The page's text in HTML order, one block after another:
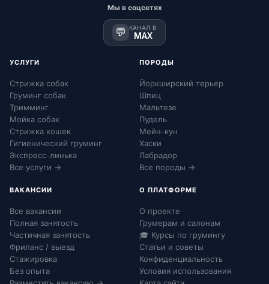
Мы в соцсетях
💬 КАНАЛ В
MAX
УСЛУГИ
Стрижка собак
Груминг собак
Тримминг
Мойка собак
Стрижка кошек
Гигиенический груминг
Экспресс-линька
Все услуги →
ПОРОДЫ
Йоркширский терьер
Шпиц
Мальтезе
Пудель
Мейн-кун
Хаски
Лабрадор
Все породы →
ВАКАНСИИ
Все вакансии
Полная занятость
Частичная занятость
Фриланс / выезд
Стажировка
Без опыта
О ПЛАТФОРМЕ
О проекте
Грумерам и салонам
🎓 Курсы по грумингу
Статьи и советы
Конфиденциальность
Условия использования